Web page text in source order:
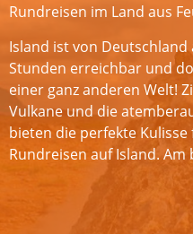
Rundreisen im Land aus
Island ist von
Stunden erreichbar und
einer ganz anderen Welt!
Vulkane und die
bieten die perfekte
Rundreisen auf Island. Am